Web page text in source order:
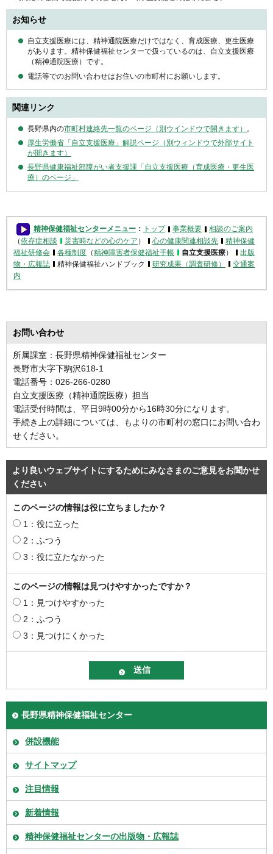
お知らせ
自立支援医療には、精神通院医療だけではなく、育成医療、更生医療
があります。精神保健福祉センターで扱っているのは、自立支援医療
（精神通院医療）です。
電話等でのお問い合わせはお住いの市町村にお願いします。
関連リンク
長野県内の市町村連絡先一覧のページ（別ウインドウで開きます）
。
厚生労働省「自立支援医療」解説ページ（別ウィンドウで外部サイト
が開きます）
長野県健康福祉部障がい者支援課「自立支援医療（育成医療・更生医
療）のページ」
精神保健福祉センターメニュー ： トップ 事業概要
相談のご案内
（依存症相談 災害時などの心のケア ） 心の健康関連相談先
精神保健
福祉研修会
各種制度 （精神障害者保健福祉手帳 自立支援医療）
出版
物・広報誌
精神保健福祉ハンドブック 研究成果（調査研修）
交通案
内
お問い合わせ
所属課室：長野県精神保健福祉センター
長野市大字下駒沢618-1
電話番号：026-266-0280
自立支援医療（精神通院医療）担当
電話受付時間は、平日9時00分から16時30分になります。
手続き上の詳細については、もよりの市町村の窓口にお問い合わ
せください。
より良いウェブサイトにするためにみなさまのご意見をお聞かせ
ください
このページの情報は役に立ちましたか？
1：役に立った
2：ふつう
3：役に立たなかった
このページの情報は見つけやすかったですか？
1：見つけやすかった
2：ふつう
3：見つけにくかった
長野県精神保健福祉センター
併設機能
サイトマップ
注目情報
新着情報
精神保健福祉センターの出版物・広報誌